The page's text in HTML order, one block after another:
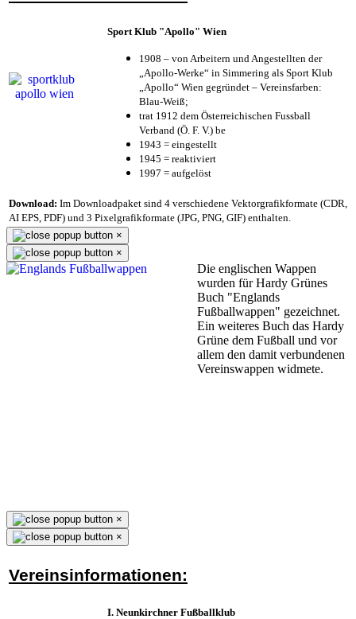
Sport Klub "Apollo" Wien
1908 – von Arbeitern und Angestellten der
„Apollo-Werke“ in Simmering als Sport Klub
„Apollo“ Wien gegründet – Vereinsfarben:
Blau-Weiß;
trat 1912 dem Österreichischen Fussball
Verband (Ö. F. V.) be
1943 = eingestellt
1945 = reaktiviert
1997 = aufgelöst
Download: Im Downloadpaket sind 4 verschiedene Vektorgrafikformate (CDR,
AI EPS, PDF) und 3 Pixelgrafikformate (JPG, PNG, GIF) enthalten.
×
×
Die englischen Wappen
wurden für Hardy Grünes
Buch "Englands
Fußballwappen" gezeichnet.
Ein weiteres Buch das Hardy
Grüne dem Fußball und vor
allem den damit verbundenen
Vereinswappen widmete.
×
×
Vereinsinformationen:
I. Neunkirchner Fußballklub